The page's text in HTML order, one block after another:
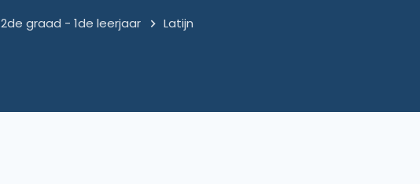
2de graad - 1de leerjaar Latijn